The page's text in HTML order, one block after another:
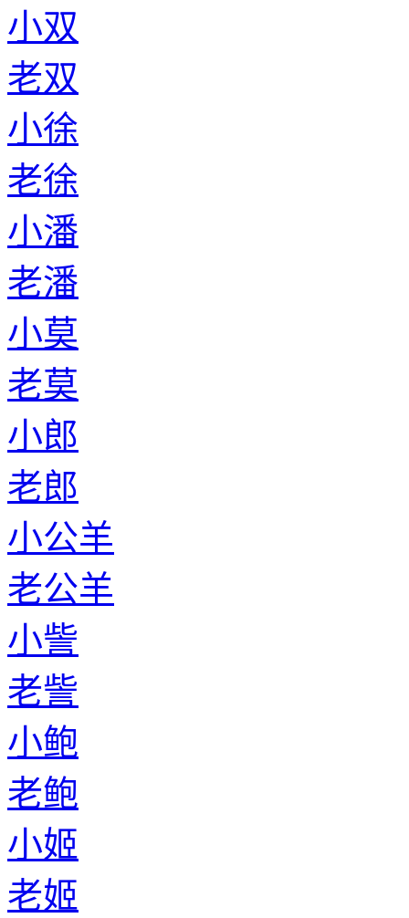
小双
老双
小徐
老徐
小潘
老潘
小莫
老莫
小郎
老郎
小公羊
老公羊
小訾
老訾
小鲍
老鲍
小姬
老姬